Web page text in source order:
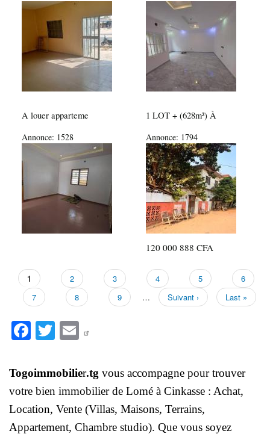
A louer apparteme
Annonce: 1528
1 LOT + (628m²) À
Annonce: 1794
120 000 888 CFA
Pagination
Page
1 Page
2 Page
3 Page
4 Page
5 Page
6
Page
7 Page
8 Page
9 …
Page
suivante
Suivant ›
Dernière
page
Last »
Fa
ce
bo
ok
T
wi
tte
r
E
ail
Togoimmobilier.tg vous accompagne pour trouver
votre bien immobilier de Lomé à Cinkasse : Achat,
Location, Vente (Villas, Maisons, Terrains,
Appartement, Chambre studio). Que vous soyez